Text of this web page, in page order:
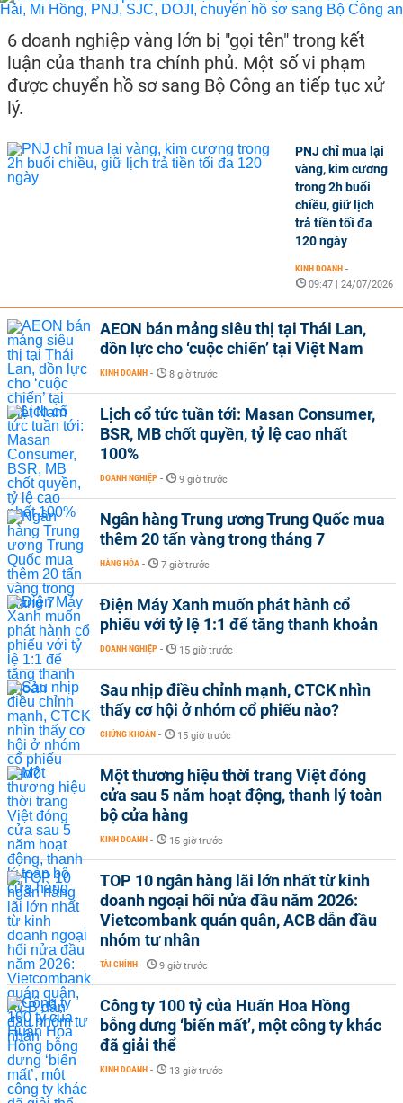
6 doanh nghiệp vàng lớn bị "gọi tên" trong kết
luận của thanh tra chính phủ. Một số vi phạm
được chuyển hồ sơ sang Bộ Công an tiếp tục xử
lý.
PNJ chỉ mua lại
vàng, kim cương
trong 2h buổi
chiều, giữ lịch
trả tiền tối đa
120 ngày
KINH DOANH -
09:47 | 24/07/2026
AEON bán mảng siêu thị tại Thái Lan,
dồn lực cho ‘cuộc chiến’ tại Việt Nam
KINH DOANH - 8 giờ trước
Lịch cổ tức tuần tới: Masan Consumer,
BSR, MB chốt quyền, tỷ lệ cao nhất
100%
DOANH NGHIỆP - 9 giờ trước
Ngân hàng Trung ương Trung Quốc mua
thêm 20 tấn vàng trong tháng 7
HÀNG HÓA - 7 giờ trước
Điện Máy Xanh muốn phát hành cổ
phiếu với tỷ lệ 1:1 để tăng thanh khoản
DOANH NGHIỆP - 15 giờ trước
Sau nhịp điều chỉnh mạnh, CTCK nhìn
thấy cơ hội ở nhóm cổ phiếu nào?
CHỨNG KHOÁN - 15 giờ trước
Một thương hiệu thời trang Việt đóng
cửa sau 5 năm hoạt động, thanh lý toàn
bộ cửa hàng
KINH DOANH - 15 giờ trước
TOP 10 ngân hàng lãi lớn nhất từ kinh
doanh ngoại hối nửa đầu năm 2026:
Vietcombank quán quân, ACB dẫn đầu
nhóm tư nhân
TÀI CHÍNH - 9 giờ trước
Công ty 100 tỷ của Huấn Hoa Hồng
bỗng dưng ‘biến mất’, một công ty khác
đã giải thể
KINH DOANH - 13 giờ trước